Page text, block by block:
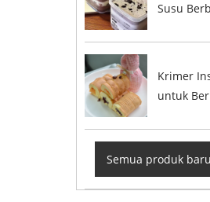
Susu
Krimer
untuk
Semua produk baru